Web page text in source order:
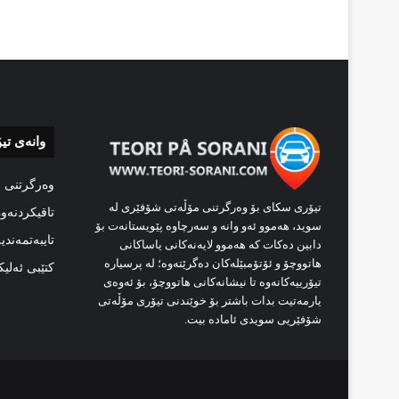
تیۆری سکای بۆ وەرگرتنی مۆڵەتی شۆفێری لە
سوید، هەموو ئەو وانە و سەرچاوە پێویستانەت بۆ
دابین دەکات کە هەموو لایەنەکانی یاساکانی
هاتووچۆ و ئۆتۆمبێلەکان دەگرێتەوە؛ لە پرسیارە
تیۆرییەکانەوە تا نیشانەکانی هاتووچۆ، بۆ ئەوەی
یارمەتیت بدات باشتر بۆ خوێندنی تیۆری مۆڵەتی
شۆفێریی سویدی ئامادە بیت.
وانەی
کتێبی